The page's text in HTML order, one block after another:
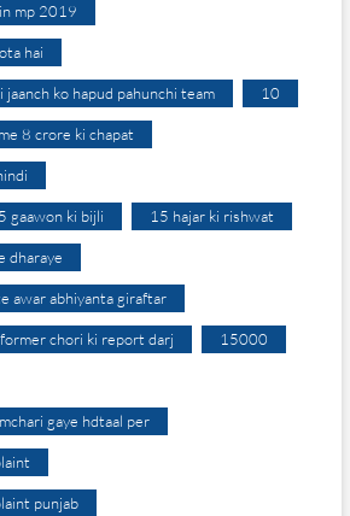
mp 2019
hai
ko hapud pahunchi team 10
8 crore ki chapat
gaawon ki bijli 15 hajar ki rishwat
dharaye
awar abhiyanta giraftar
chori ki report darj 15000
gaye hdtaal per
punjab